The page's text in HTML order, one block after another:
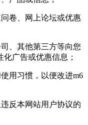
卷、网上论坛或优惠
、其他第三方等向您
广告或优惠信息；
用习惯，以便改进m6
反本网站用户协议的